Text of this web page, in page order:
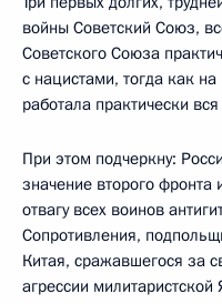
войны Советский Союз,
Советского Союза
с нацистами, тогда как
работала практически
При этом подчеркну:
значение второго
отвагу всех воинов
Сопротивления,
Китая, сражавшегося за
агрессии